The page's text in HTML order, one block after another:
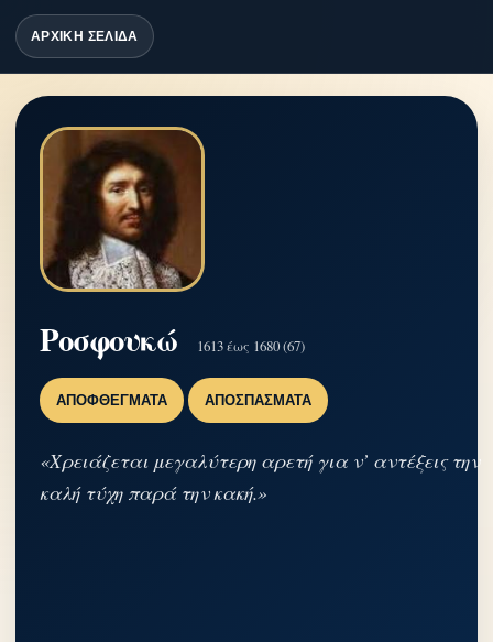
ΑΡΧΙΚΗ ΣΕΛΙΔΑ
Ροσφουκώ 1613 έως 1680 (67)
ΑΠΟΦΘΈΓΜΑΤΑ ΑΠΟΣΠΆΣΜΑΤΑ
«Χρειάζεται μεγαλύτερη αρετή για ν’ αντέξεις την
καλή τύχη παρά την κακή.»